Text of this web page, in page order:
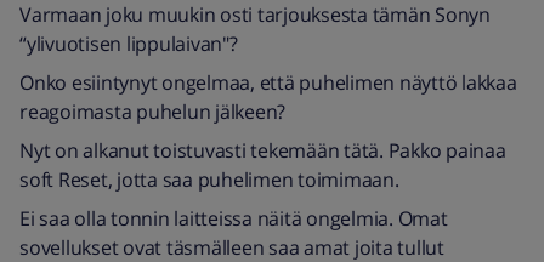
Varmaan joku muukin osti tarjouksesta tämän Sonyn
“ylivuotisen lippulaivan"?
Onko esiintynyt ongelmaa, että puhelimen näyttö lakkaa
reagoimasta puhelun jälkeen?
Nyt on alkanut toistuvasti tekemään tätä. Pakko painaa
soft Reset, jotta saa puhelimen toimimaan.
Ei saa olla tonnin laitteissa näitä ongelmia. Omat
sovellukset ovat täsmälleen saa amat joita tullut